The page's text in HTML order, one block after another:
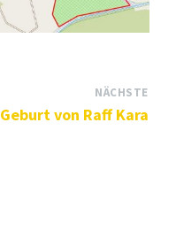
NÄCHSTE
Geburt von Raff Kara